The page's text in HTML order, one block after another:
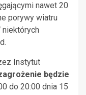
nawet 20
porywy wiatru
Instytut
będzie
do 20:00 dnia 15